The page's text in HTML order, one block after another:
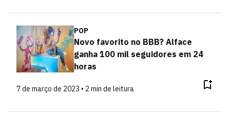
POP
Novo favorito no BBB? Alface
ganha 100 mil seguidores em 24
horas
7 de março de 2023 • 2 min de leitura